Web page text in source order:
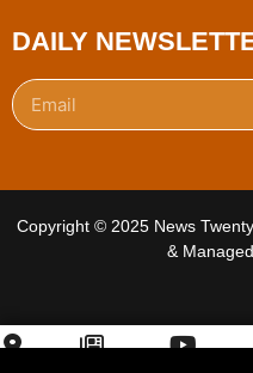
DAILY
Copyright © 2025 News
&